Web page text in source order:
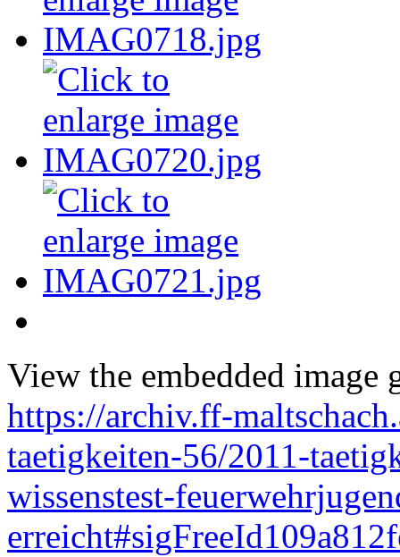
View the embedded image
https://archiv.ff-
taetigkeiten-56/2011-
wissenstest-